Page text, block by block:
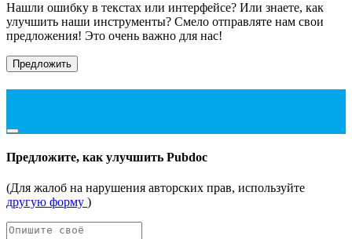
Нашли ошибку в текстах или интерфейсе? Или знаете, как
улучшить наши инструменты? Смело отправляте нам свои
предложения! Это очень важно для нас!
Предложить
Предложите, как улучшить Pubdoc
(Для жалоб на нарушения авторских прав, используйте
другую форму )